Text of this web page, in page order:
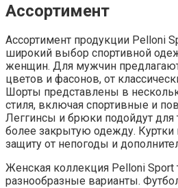
Ассортимент
Ассортимент продукции Pelloni
широкий выбор спортивной
женщин. Для мужчин
цветов и фасонов, от
Шорты представлены в
стиля, включая спортивные и
Леггинсы и брюки подойдут для
более закрытую одежду.
защиту от непогоды и
Женская коллекция Pelloni Sport
разнообразные варианты.